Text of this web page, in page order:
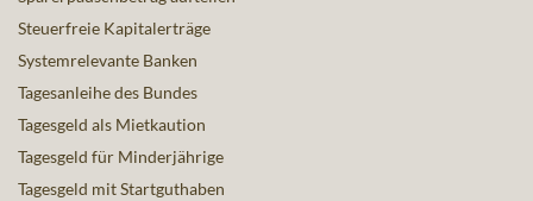
Steuerfreie Kapitalerträge
Systemrelevante Banken
Tagesanleihe des Bundes
Tagesgeld als Mietkaution
Tagesgeld für Minderjährige
Tagesgeld mit Startguthaben